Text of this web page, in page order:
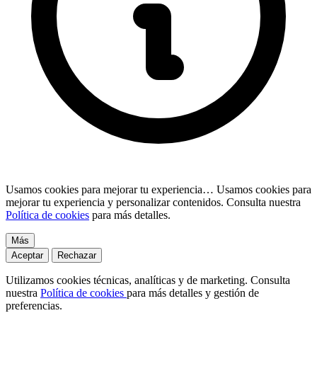
Usamos cookies para mejorar tu experiencia… Usamos cookies para
mejorar tu experiencia y personalizar contenidos. Consulta nuestra
Política de cookies para más detalles.
Más
Aceptar
Rechazar
Utilizamos cookies técnicas, analíticas y de marketing. Consulta
nuestra Política de cookies para más detalles y gestión de
preferencias.